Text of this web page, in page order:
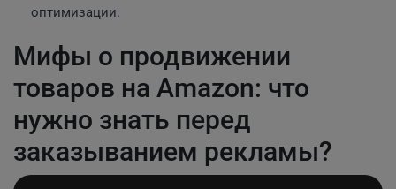
оптимизации.
Мифы о продвижении
товаров на Amazon: что
нужно знать перед
заказыванием рекламы?